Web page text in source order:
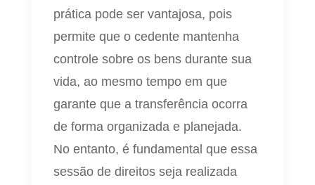
prática pode ser vantajosa, pois
permite que o cedente mantenha
controle sobre os bens durante sua
vida, ao mesmo tempo em que
garante que a transferência ocorra
de forma organizada e planejada.
No entanto, é fundamental que essa
sessão de direitos seja realizada